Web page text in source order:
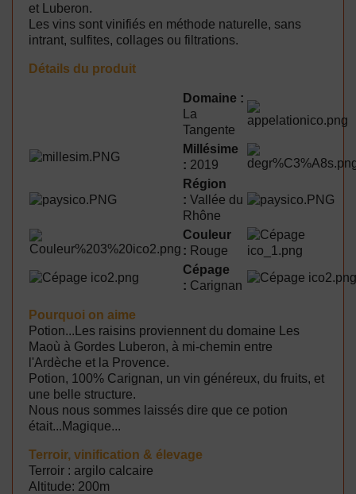
et Luberon.
Les vins sont vinifiés en méthode naturelle, sans
intrant, sulfites, collages ou filtrations.
Détails du produit
Domaine :
La
Tangente
Millésime
: 2019
Région
: Vallée du
Rhône
Couleur
: Rouge
Cépage
: Carignan
Pourquoi on aime
Potion...Les raisins proviennent du domaine Les
Maoù à Gordes Luberon, à mi-chemin entre
l'Ardèche et la Provence.
Potion, 100% Carignan, un vin généreux, du fruits, et
une belle structure.
Nous nous sommes laissés dire que ce potion
était...Magique...
Terroir, vinification & élevage
Terroir : argilo calcaire
Altitude: 200m